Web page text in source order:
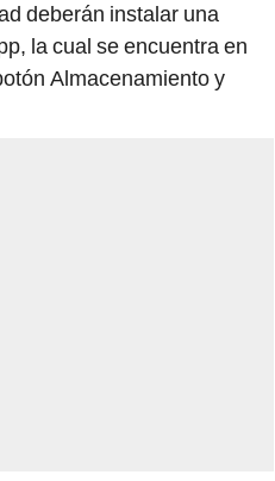
deberán instalar una
la cual se encuentra en
Almacenamiento y